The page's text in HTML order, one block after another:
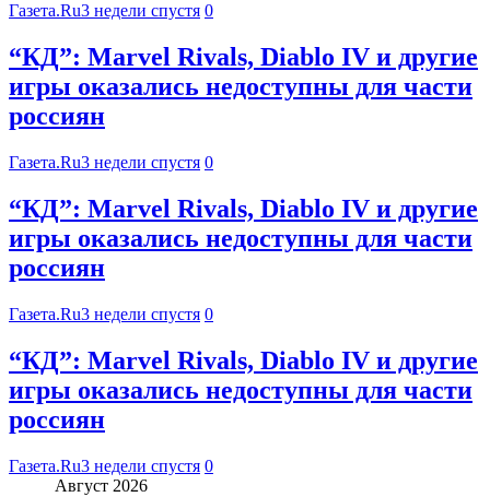
Газета.Ru3 недели спустя 0
“КД”: Marvel Rivals, Diablo IV и другие
игры оказались недоступны для части
россиян
Газета.Ru3 недели спустя 0
“КД”: Marvel Rivals, Diablo IV и другие
игры оказались недоступны для части
россиян
Газета.Ru3 недели спустя 0
“КД”: Marvel Rivals, Diablo IV и другие
игры оказались недоступны для части
россиян
Газета.Ru3 недели спустя 0
Август 2026